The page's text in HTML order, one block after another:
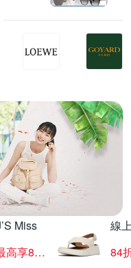
Miss
滿件最高享85折
線
84